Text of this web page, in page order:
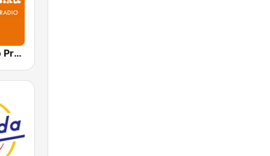
Polskie Radio Program I (PR1) Jedynka